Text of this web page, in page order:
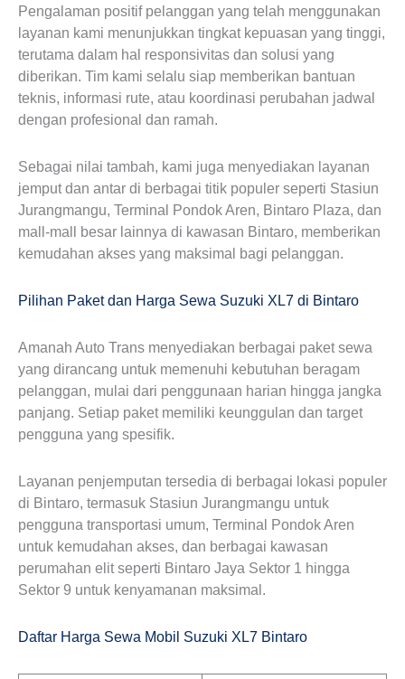
Pengalaman positif pelanggan yang telah menggunakan
layanan kami menunjukkan tingkat kepuasan yang tinggi,
terutama dalam hal responsivitas dan solusi yang
diberikan. Tim kami selalu siap memberikan bantuan
teknis, informasi rute, atau koordinasi perubahan jadwal
dengan profesional dan ramah.
Sebagai nilai tambah, kami juga menyediakan layanan
jemput dan antar di berbagai titik populer seperti Stasiun
Jurangmangu, Terminal Pondok Aren, Bintaro Plaza, dan
mall-mall besar lainnya di kawasan Bintaro, memberikan
kemudahan akses yang maksimal bagi pelanggan.
Pilihan Paket dan Harga Sewa Suzuki XL7 di Bintaro
Amanah Auto Trans menyediakan berbagai paket sewa
yang dirancang untuk memenuhi kebutuhan beragam
pelanggan, mulai dari penggunaan harian hingga jangka
panjang. Setiap paket memiliki keunggulan dan target
pengguna yang spesifik.
Layanan penjemputan tersedia di berbagai lokasi populer
di Bintaro, termasuk Stasiun Jurangmangu untuk
pengguna transportasi umum, Terminal Pondok Aren
untuk kemudahan akses, dan berbagai kawasan
perumahan elit seperti Bintaro Jaya Sektor 1 hingga
Sektor 9 untuk kenyamanan maksimal.
Daftar Harga Sewa Mobil Suzuki XL7 Bintaro